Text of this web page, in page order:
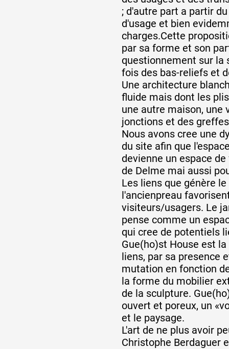
; d'autre part a partir
d'usage et bien
charges.Cette
par sa forme et son
questionnement sur la
fois des bas-reliefs et
Une architecture
fluide mais dont les
une autre maison, une
jonctions et des
Nous avons cree une
du site afin que
devienne un espace
de Delme mai aussi
Les liens que génère
l'ancienpreau
visiteurs/usagers. Le
pense comme un
qui cree de potentiels
Gue(ho)st House est
liens, par sa presence
mutation en fonction
la forme du mobilier
de la sculpture.
ouvert et poreux, un
et le paysage.
L'art de ne plus avoir
Christophe Berdaguer